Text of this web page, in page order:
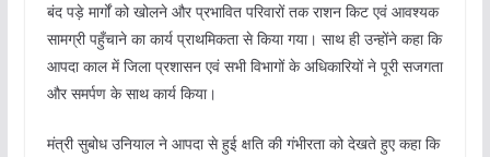
बंद पड़े मार्गों को खोलने और प्रभावित परिवारों तक राशन किट एवं आवश्यक
सामग्री पहुँचाने का कार्य प्राथमिकता से किया गया। साथ ही उन्होंने कहा कि
आपदा काल में जिला प्रशासन एवं सभी विभागों के अधिकारियों ने पूरी सजगता
और समर्पण के साथ कार्य किया।
मंत्री सुबोध उनियाल ने आपदा से हुई क्षति की गंभीरता को देखते हुए कहा कि